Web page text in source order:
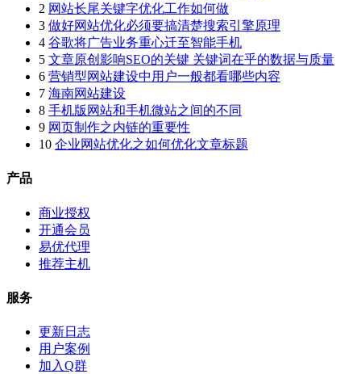
2 网站长尾关键字优化工作如何做
3 做好网站优化必须要搞清楚搜索引擎原理
4 谷歌将广告业务重心迁至智能手机
5 文章原创影响SEO的关键 关键词在乎的数据与质量
6 营销型网站建设中用户一般都看哪些内容
7 海南网站建设
8 手机版网站和手机微站之间的不同
9 网页制作之内链的重要性
10 企业网站优化之如何优化文章标题
产品
商业授权
开通会员
易优代理
推荐主机
服务
更新日志
用户案例
加入Q群